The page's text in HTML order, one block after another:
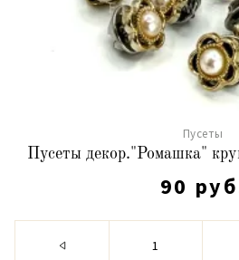
Пусеты
Пусеты декор."Ромашка"
90